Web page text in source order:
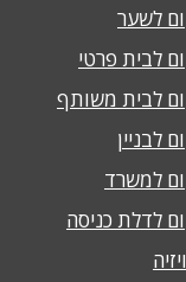
לשער
לבית פרטי
לבית משותף
לבניין
למשרד
לדלת כניסה